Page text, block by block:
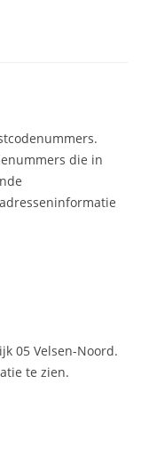
die in
05 Velsen-Noord.
te zien.